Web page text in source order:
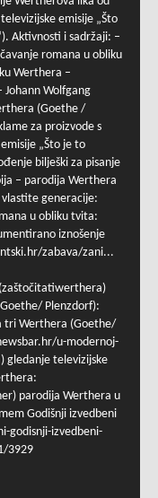
emisije „Što
Aktivnosti i sadržaji: –
romana u obliku
Werthera –
Wolfgang
(Goethe /
za proizvode s
„Što je to
bilješki za pisanje
– parodija Werthera
generacije:
u obliku tvita:
iznošenje
zabava/zani...
Plenzdorf):
tri Werthera (Goethe/
u-modernoj-
televizijske
parodija Werthera u
Godišnji izvedbeni
godisnji-izvedbeni-
3929